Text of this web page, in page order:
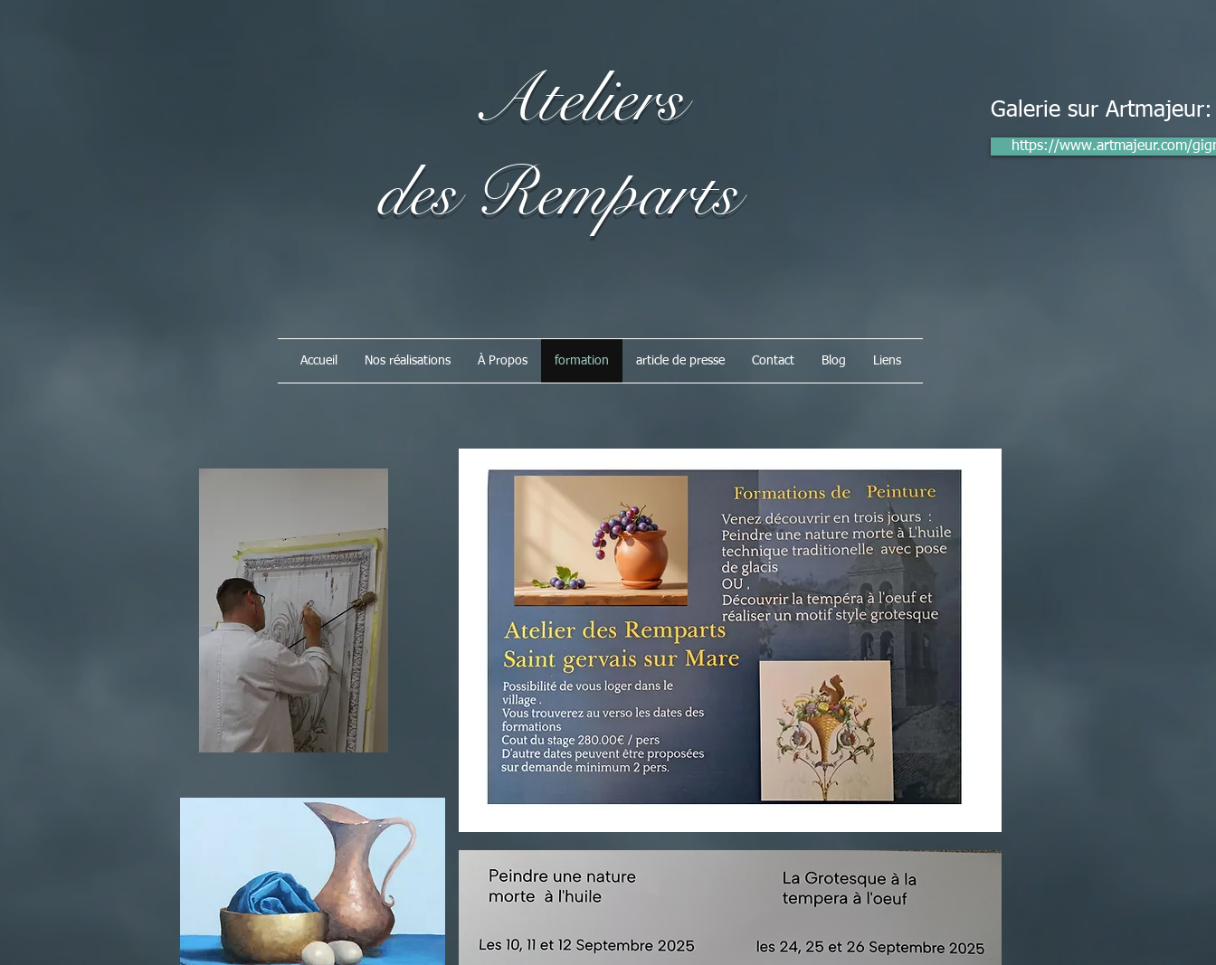
Ateliers
des Remparts
Galerie sur
https://www.artmajeur.com/
Accueil Nos réalisations À Propos formation article de presse Contact Blog Liens